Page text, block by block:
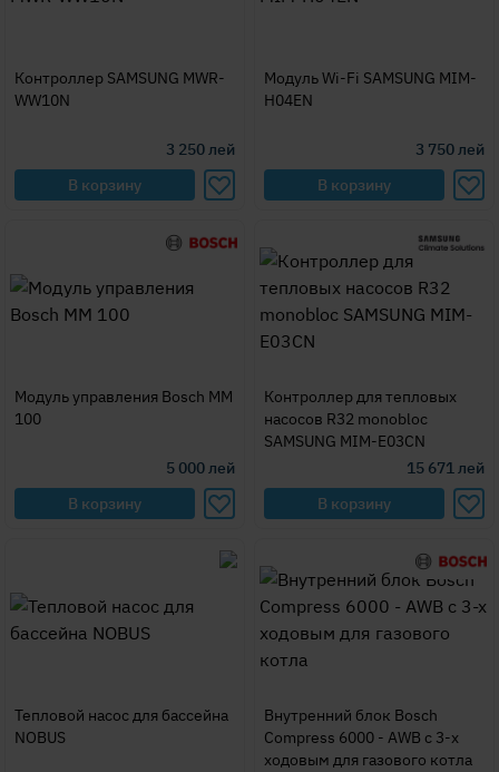
Контроллер SAMSUNG MWR-
WW10N
3 250лей
В корзину
Модуль Wi-Fi SAMSUNG MIM-
H04EN
3 750лей
В корзину
Модуль управления Bosch MM
100
5 000лей
В корзину
Контроллер для тепловых
насосов R32 monobloc
SAMSUNG MIM-E03CN
15 671лей
В корзину
Тепловой насос для бассейна
NOBUS
Внутренний блок Bosch
Compress 6000 - AWB с 3-х
ходовым для газового котла